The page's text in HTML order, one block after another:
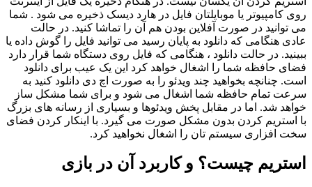
روی کامپیوتر یا موبایلتان فایل در هارد دیسک ذخیره می‌ شود . شما
می ‌توانید در صورت آفلاین بودن هم آن را تماشا کنید. در حالت
عادی هنگامی ‌که دانلود به پایان رسید می‌ توانید فایل را گوش داده یا
ببینید. در حالت دانلود ، هنگامی ‌که فایل روی دستگاه شما قرار دارد
فضای حافظه شما را اشغال خواهد کرد این یک عیب برای دانلود
است. چنانچه بخواهید چند ویدئو را به ‌صورت اچ‌ دی دانلود کنید به
‌سرعت تمام حافظه شما اشغال می‌ شود و برای شما مشکل‌ ساز
خواهد شد. اما در مقابل پخش ویدئوها و بسیاری از رسانه ‌های بزرگ
با استریم کردن بدون مشکل صورت می‌ گیرد. با اینکار کردن فضای
سخت‌ افزاری سیستم ‌تان را اشغال نخواهید کرد.
استریم چیست؟ و کاربرد آن در بازی